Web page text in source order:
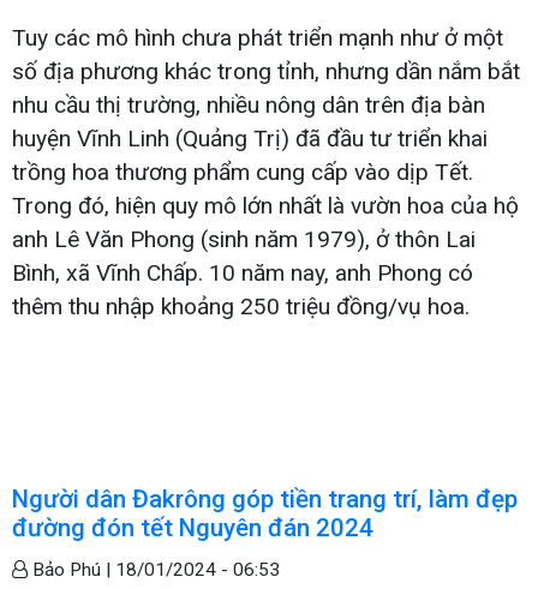
Tuy các mô hình chưa phát triển mạnh như ở một
số địa phương khác trong tỉnh, nhưng dần nắm bắt
nhu cầu thị trường, nhiều nông dân trên địa bàn
huyện Vĩnh Linh (Quảng Trị) đã đầu tư triển khai
trồng hoa thương phẩm cung cấp vào dịp Tết.
Trong đó, hiện quy mô lớn nhất là vườn hoa của hộ
anh Lê Văn Phong (sinh năm 1979), ở thôn Lai
Bình, xã Vĩnh Chấp. 10 năm nay, anh Phong có
thêm thu nhập khoảng 250 triệu đồng/vụ hoa.
Người dân Đakrông góp tiền trang trí, làm đẹp
đường đón tết Nguyên đán 2024
Bảo Phú | 18/01/2024 - 06:53